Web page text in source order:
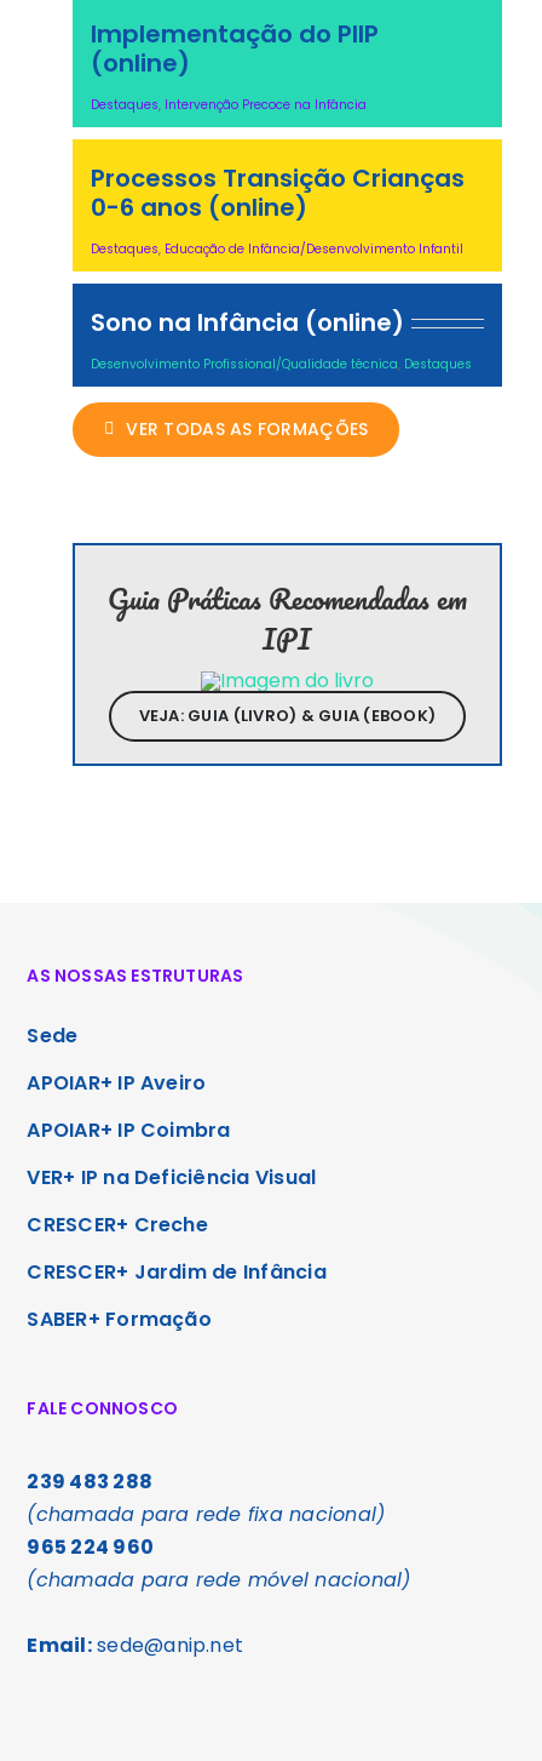
Implementação do PIIP
(online)
Destaques, Intervenção Precoce na Infância
Processos Transição Crianças
0-6 anos (online)
Destaques, Educação de Infância/Desenvolvimento Infantil
Sono na Infância (online)
Desenvolvimento Profissional/Qualidade técnica, Destaques
VER TODAS AS FORMAÇÕES
Guia Práticas Recomendadas em
IPI
VEJA: GUIA (LIVRO) & GUIA (EBOOK)
AS NOSSAS ESTRUTURAS
Sede
APOIAR+ IP Aveiro
APOIAR+ IP Coimbra
VER+ IP na Deficiência Visual
CRESCER+ Creche
CRESCER+ Jardim de Infância
SABER+ Formação
FALE CONNOSCO
239 483 288
(chamada para rede fixa nacional)
965 224 960
(chamada para rede móvel nacional)
Email:sede@anip.net